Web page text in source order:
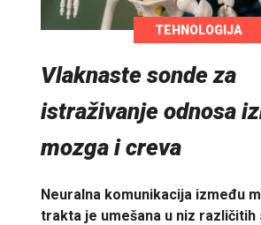
TEHNOLOGIJA
Vlaknaste sonde za
istraživanje odnosa
mozga i creva
Neuralna komunikacija između
trakta je umešana u niz različitih